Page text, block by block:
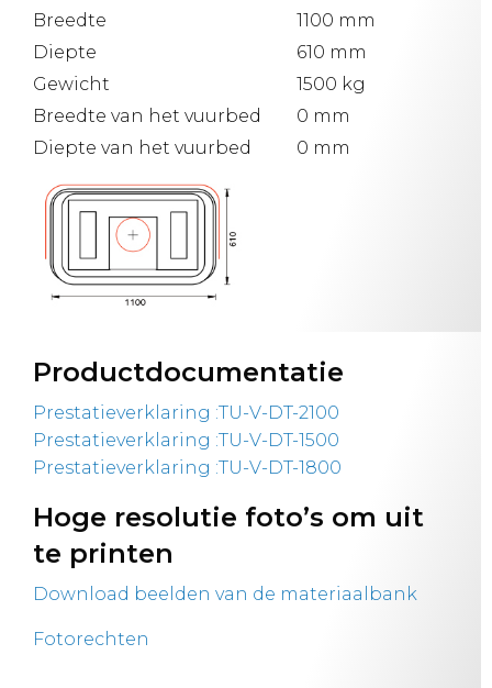
Breedte
1100 mm
Diepte
610 mm
Gewicht
1500 kg
Breedte van het vuurbed
0 mm
Diepte van het vuurbed
0 mm
Productdocumentatie
Prestatieverklaring :TU-V-DT-2100
Prestatieverklaring :TU-V-DT-1500
Prestatieverklaring :TU-V-DT-1800
Hoge resolutie foto’s om uit
te printen
Download beelden van de materiaalbank
Fotorechten